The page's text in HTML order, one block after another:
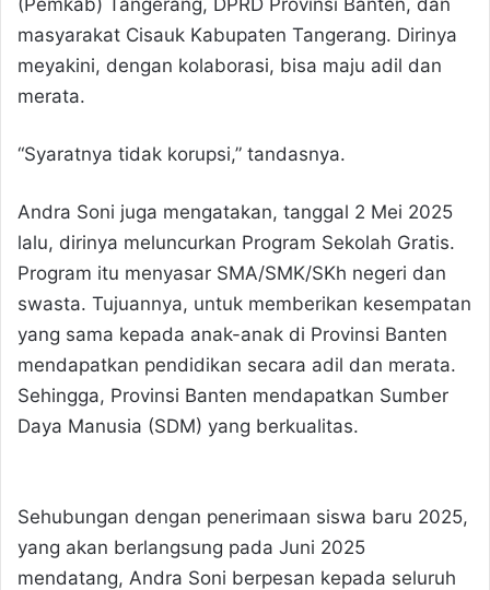
masyarakat Cisauk Kabupaten Tangerang. Dirinya
meyakini, dengan kolaborasi, bisa maju adil dan
merata.
“Syaratnya tidak korupsi,” tandasnya.
Andra Soni juga mengatakan, tanggal 2 Mei 2025
lalu, dirinya meluncurkan Program Sekolah Gratis.
Program itu menyasar SMA/SMK/SKh negeri dan
swasta. Tujuannya, untuk memberikan kesempatan
yang sama kepada anak-anak di Provinsi Banten
mendapatkan pendidikan secara adil dan merata.
Sehingga, Provinsi Banten mendapatkan Sumber
Daya Manusia (SDM) yang berkualitas.
Sehubungan dengan penerimaan siswa baru 2025,
yang akan berlangsung pada Juni 2025
mendatang, Andra Soni berpesan kepada seluruh